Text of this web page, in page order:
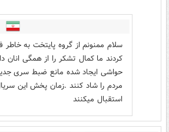
سلام ممنونم از گروه پایتخت به
کردند ما کمال تشکر را از همگی انان
حواشی ایجاد شده مانع ضبط سری
مردم را شاد کنند .زمان پخش این
استقبال میکنند